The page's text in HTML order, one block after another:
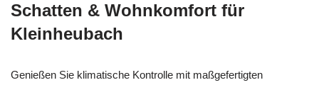
Schatten & Wohnkomfort für
Kleinheubach
Genießen Sie klimatische Kontrolle mit maßgefertigten